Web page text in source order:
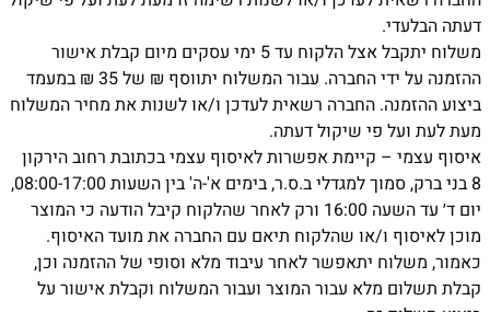
דעתה הבלעדי.
משלוח יתקבל אצל הלקוח עד 5 ימי עסקים מיום קבלת אישור
ההזמנה על ידי החברה. עבור המשלוח יתווסף ₪ של 35 ₪ במעמד
ביצוע ההזמנה. החברה רשאית לעדכן ו/או לשנות את מחיר המשלוח
מעת לעת ועל פי שיקול דעתה.
איסוף עצמי – קיימת אפשרות לאיסוף עצמי בכתובת רחוב הירקון
8 בני ברק, סמוך למגדלי ב.ס.ר, בימים א'-ה' בין השעות 08:00-17:00,
יום ד׳ עד השעה 16:00 ורק לאחר שהלקוח קיבל הודעה כי המוצר
מוכן לאיסוף ו/או שהלקוח תיאם עם החברה את מועד האיסוף.
כאמור, משלוח יתאפשר לאחר עיבוד מלא וסופי של ההזמנה וכן,
קבלת תשלום מלא עבור המוצר ועבור המשלוח וקבלת אישור על